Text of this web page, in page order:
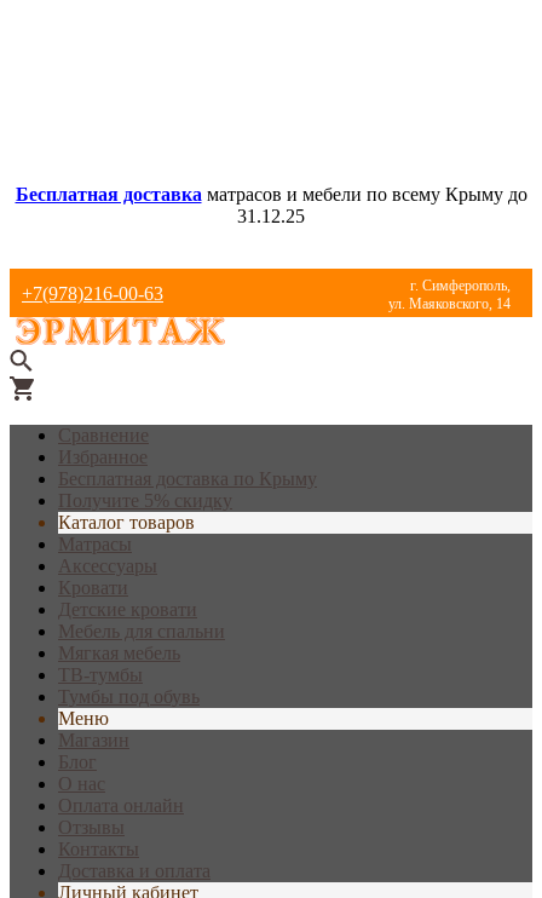
Бесплатная доставка матрасов и мебели по всему Крыму до
31.12.25
+7(978)216-00-63
г. Симферополь,
ул. Маяковского, 14
Сравнение
Избранное
Бесплатная доставка по Крыму
Получите 5% скидку
Каталог товаров
Матрасы
Аксессуары
Кровати
Детские кровати
Мебель для спальни
Мягкая мебель
ТВ-тумбы
Тумбы под обувь
Меню
Магазин
Блог
О нас
Оплата онлайн
Отзывы
Контакты
Доставка и оплата
Личный кабинет